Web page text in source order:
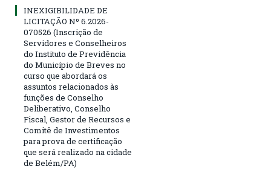
INEXIGIBILIDADE DE
LICITAÇÃO Nº 6.2026-
070526 (Inscrição de
Servidores e Conselheiros
do Instituto de Previdência
do Município de Breves no
curso que abordará os
assuntos relacionados às
funções de Conselho
Deliberativo, Conselho
Fiscal, Gestor de Recursos e
Comitê de Investimentos
para prova de certificação
que será realizado na cidade
de Belém/PA)